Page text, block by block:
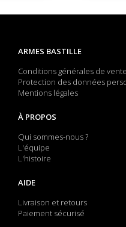
ARMES BASTILLE
Conditions générales de vente
Protection des données
Mentions légales
À PROPOS
Qui sommes-nous ?
L'équipe
L'histoire
AIDE
Livraison et retours
Paiement sécurisé